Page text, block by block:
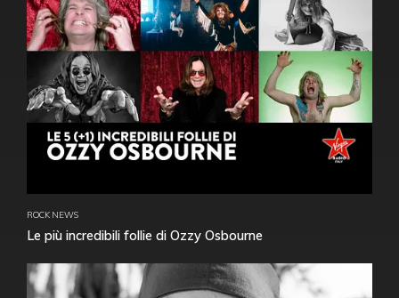
ROCK NEWS
Le più incredibili follie di Ozzy Osbourne